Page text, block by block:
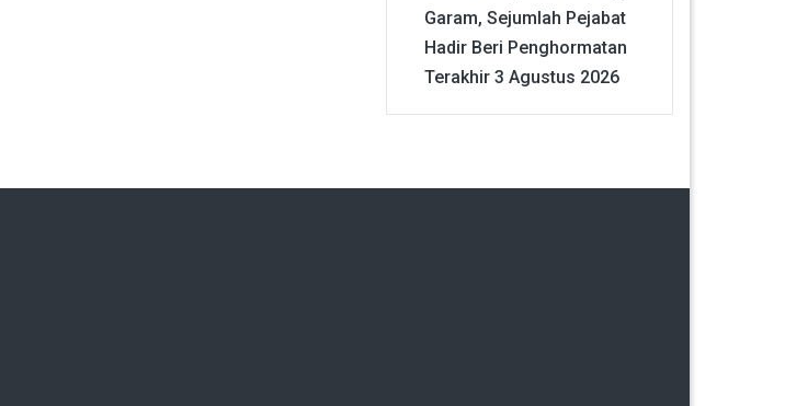
Garam, Sejumlah Pejabat
Hadir Beri Penghormatan
Terakhir 3 Agustus 2026